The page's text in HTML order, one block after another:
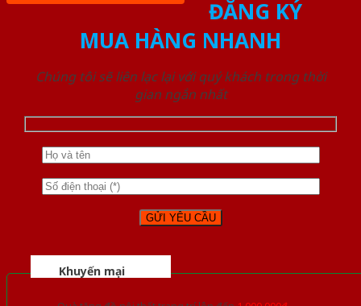
ĐĂNG KÝ
MUA HÀNG NHANH
Chúng tôi sẽ liên lạc lại với quý khách trong thời
gian ngắn nhất
Khuyến mại